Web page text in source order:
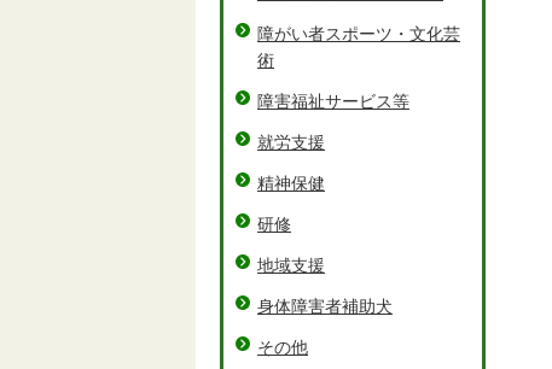
障がい者スポーツ・文化芸
術
障害福祉サービス等
就労支援
精神保健
研修
地域支援
身体障害者補助犬
その他